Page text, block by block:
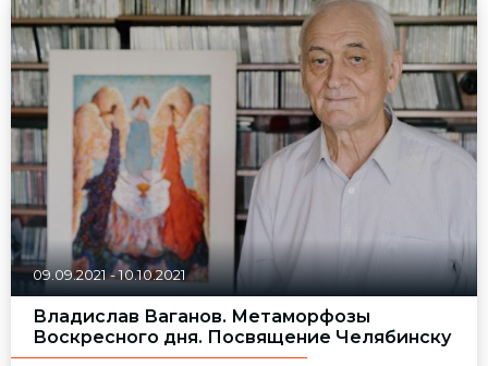
09.09.2021-10.10.2021
Владислав Ваганов. Метаморфозы
Воскресного дня. Посвящение Челябинску